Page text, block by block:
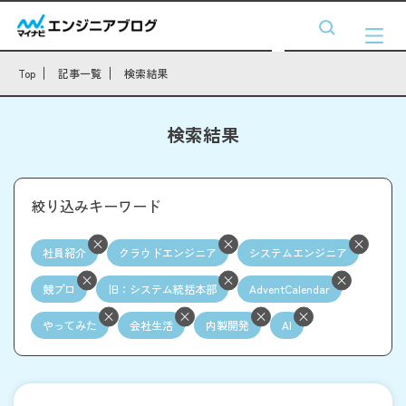
Top 記事一覧 検索結果
検索結果
絞り込みキーワード
社員紹介 クラウドエンジニア システムエンジニア
競プロ 旧：システム統括本部 AdventCalendar
やってみた 会社生活 内製開発 AI